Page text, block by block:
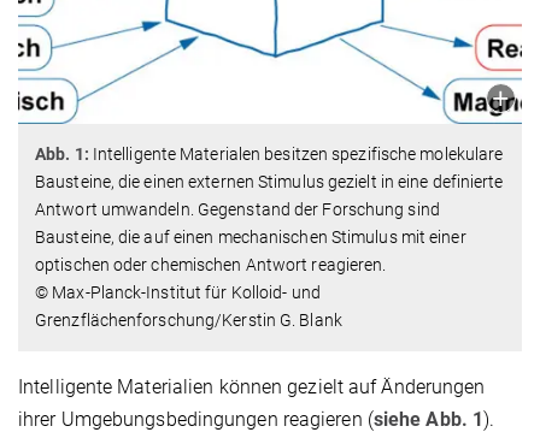
Abb. 1: Intelligente Materialen besitzen spezifische molekulare
Bausteine, die einen externen Stimulus gezielt in eine definierte
Antwort umwandeln. Gegenstand der Forschung sind
Bausteine, die auf einen mechanischen Stimulus mit einer
optischen oder chemischen Antwort reagieren.
© Max-Planck-Institut für Kolloid- und
Grenzflächenforschung/Kerstin G. Blank
Intelligente Materialien können gezielt auf Änderungen
ihrer Umgebungsbedingungen reagieren (siehe Abb. 1).